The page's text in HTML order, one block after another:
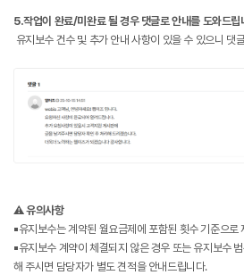
5.작업이 완료/미완료 될 경우 댓글로 안내를 도와드립
유지보수 건수 및 추가 안내 사항이 있을 수 있으니 댓
⚠️유의사항
▪️유지보수는 계약된 월요금제에 포함된 횟수 기준으로
▪️유지보수 계약이 체결되지 않은 경우 또는 유지보수
해 주시면 담당자가 별도 견적을 안내드립니다.